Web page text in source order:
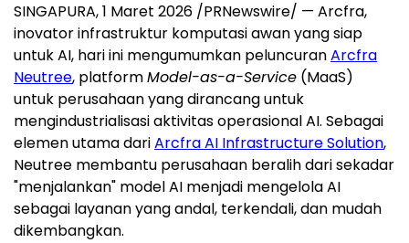
SINGAPURA, 1 Maret 2026 /PRNewswire/ — Arcfra,
inovator infrastruktur komputasi awan yang siap
untuk AI, hari ini mengumumkan peluncuranArcfra
Neutree, platformModel-as-a-Service (MaaS)
untuk perusahaan yang dirancang untuk
mengindustrialisasi aktivitas operasional AI. Sebagai
elemen utama dariArcfra AI Infrastructure Solution,
Neutree membantu perusahaan beralih dari sekadar
"menjalankan" model AI menjadi mengelola AI
sebagai layanan yang andal, terkendali, dan mudah
dikembangkan.